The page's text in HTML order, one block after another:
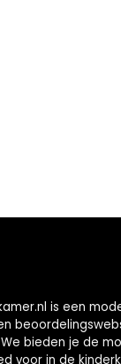
is een
bieden je de
voor in de